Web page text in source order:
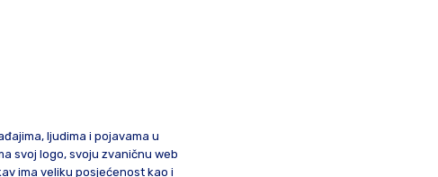
ljudima i pojavama u
svoj logo, svoju zvaničnu web
ima veliku posjećenost kao i